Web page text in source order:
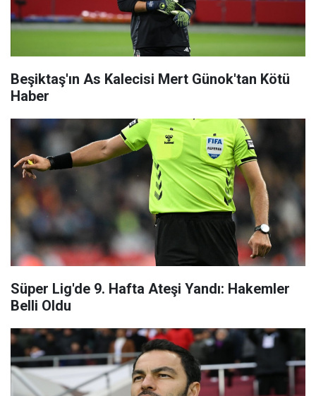
Beşiktaş'ın As Kalecisi Mert Günok'tan Kötü
Haber
Süper Lig'de 9. Hafta Ateşi Yandı: Hakemler
Belli Oldu